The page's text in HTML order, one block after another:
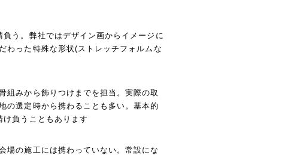
う。弊社ではデザイン画からイメージに
わった特殊な形状(ストレッチフォルムな
組みから飾りつけまでを担当。実際の取
の選定時から携わることも多い。基本的
負うこともあります
場の施工には携わっていない。常設にな